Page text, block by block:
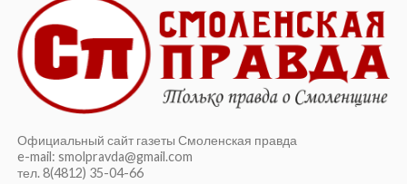
Официальный сайт газеты Смоленская правда
e-mail: smolpravda@gmail.com
тел. 8(4812) 35-04-66